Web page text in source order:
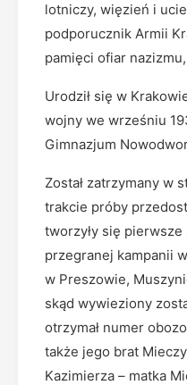
lotniczy, więzień i
podporucznik Armii
pamięci ofiar
Urodził się w
wojny we wrześniu
Gimnazjum
Został zatrzymany w
trakcie próby
tworzyły się pierwsze
przegranej kampanii
w Preszowie,
skąd wywieziony
otrzymał numer
także jego brat
Kazimierza – matka